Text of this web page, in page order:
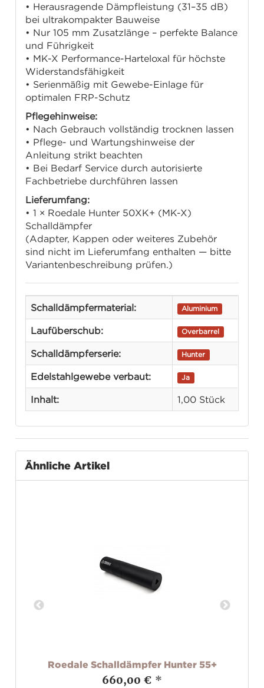
• Herausragende Dämpfleistung (31–35 dB)
bei ultrakompakter Bauweise
• Nur 105 mm Zusatzlänge – perfekte Balance
und Führigkeit
• MK-X Performance-Harteloxal für höchste
Widerstandsfähigkeit
• Serienmäßig mit Gewebe-Einlage für
optimalen FRP-Schutz
Pflegehinweise:
• Nach Gebrauch vollständig trocknen lassen
• Pflege- und Wartungshinweise der
Anleitung strikt beachten
• Bei Bedarf Service durch autorisierte
Fachbetriebe durchführen lassen
Lieferumfang:
• 1 × Roedale Hunter 50XK+ (MK-X)
Schalldämpfer
(Adapter, Kappen oder weiteres Zubehör
sind nicht im Lieferumfang enthalten — bitte
Variantenbeschreibung prüfen.)
Schalldämpfermaterial: Aluminium
Laufüberschub: Overbarrel
Schalldämpferserie: Hunter
Edelstahlgewebe verbaut: Ja
Inhalt: 1,00 Stück
Ähnliche Artikel
Roedale Schalldämpfer Hunter 55+
660,00 € *